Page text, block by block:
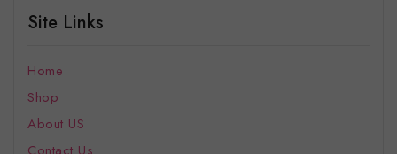
Site Links
Home
Shop
About US
Contact Us